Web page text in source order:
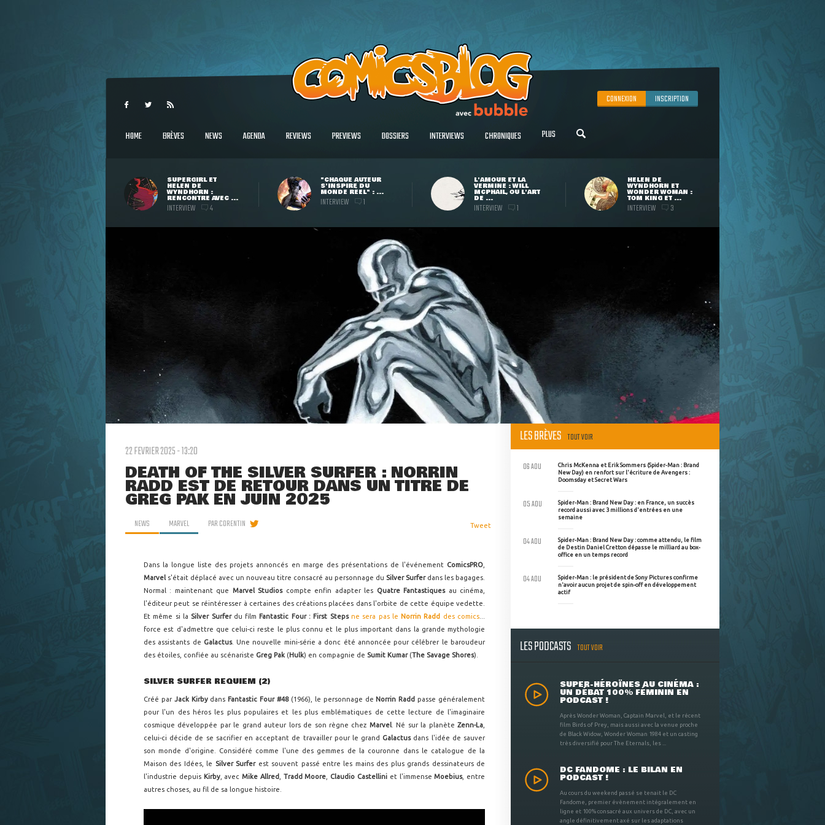
CONNEXION INSCRIPTION
HOME BRÈVES NEWS AGENDA REVIEWS PREVIEWS DOSSIERS INTERVIEWS CHRONIQUES PLUS
SUPERGIRL ET
HELEN DE
WYNDHORN :
RENCONTRE AVEC ...
INTERVIEW 4
"CHAQUE AUTEUR
S'INSPIRE DU
MONDE RÉEL" : ...
INTERVIEW 1
L'AMOUR ET LA
VERMINE : WILL
MCPHAIL, OU L'ART
DE ...
INTERVIEW 1
HELEN DE
WYNDHORN ET
WONDER WOMAN :
TOM KING ET ...
INTERVIEW 3
22 FEVRIER 2025 - 13:20
DEATH OF THE SILVER SURFER : NORRIN
RADD EST DE RETOUR DANS UN TITRE DE
GREG PAK EN JUIN 2025
NEWS MARVEL PARCORENTIN Tweet
Dans la longue liste des projets annoncés en marge des présentations de l'événement ComicsPRO
Marvel s'était déplacé avec un nouveau titre consacré au personnage du Silver Surferdans les bagages.
Normal : maintenant que Marvel Studioscompte enfin adapter les Quatre Fantastiquesau cinéma,
l'éditeur peut se réintéresser à certaines des créations placées dans l'orbite de cette équipe vedette.
Et même si la Silver Surferdu film Fantastic Four : First Steps ne sera pas le Norrin Radd des comics
force est d'admettre que celui-ci reste le plus connu et le plus important dans la grande mythologie
des assistants de Galactus. Une nouvelle mini-série a donc été annoncée pour célébrer le baroudeur
des étoiles, confiée au scénariste Greg Pak (Hulk) en compagnie de Sumit Kumar(The Savage Shores).
SILVER SURFER REQUIEM (2)
Créé par Jack Kirbydans Fantastic Four #48(1966), le personnage de Norrin Radd passe généralement
pour l'un des héros les plus populaires et les plus emblématiques de cette lecture de l'imaginaire
cosmique développée par le grand auteur lors de son règne chez Marvel. Né sur la planète Zenn-La
celui-ci décide de se sacrifier en acceptant de travailler pour le grand Galactusdans l'idée de sauver
son monde d'origine. Considéré comme l'une des gemmes de la couronne dans le catalogue de la
Maison des Idées, le Silver Surferest souvent passé entre les mains des plus grands dessinateurs de
l'industrie depuis Kirby, avecMike Allred Tradd Moore Claudio Castellini et l'immenseMoebius, entre
autres choses, au fil de sa longue histoire.
LES BRÈVES TOUT VOIR
Chris McKenna et Erik Sommers (Spider-Man : Brand
New Day) en renfort sur l'écriture de Avengers :
Doomsday et Secret Wars
06 AOU
Spider-Man : Brand New Day : en France, un succès
record aussi avec 3 millions d'entrées en une
semaine
05 AOU
Spider-Man : Brand New Day : comme attendu, le film
de Destin Daniel Cretton dépasse le milliard au box-
office en un temps record
04 AOU
Spider-Man : le président de Sony Pictures confirme
n'avoir aucun projet de spin-off en développement
actif
04 AOU
LES PODCASTS TOUT VOIR
SUPER-HÉROÏNES AU CINÉMA :
UN DÉBAT 100% FÉMININ EN
PODCAST !
Après Wonder Woman, Captain Marvel, et le récent
film Birds of Prey, mais aussi avec la venue proche
de Black Widow, Wonder Woman 1984 et un casting
très diversifié pour The Eternals, les ...
DC FANDOME : LE BILAN EN
PODCAST !
Au cours du weekend passé se tenait le DC
Fandome, premier évènement intégralement en
ligne et 100% consacré aux univers de DC, avec un
angle définitivement axé sur les adaptations